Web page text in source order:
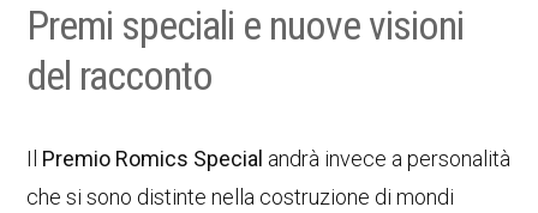
Premi speciali e nuove visioni
del racconto
Il Premio Romics Special andrà invece a personalità
che si sono distinte nella costruzione di mondi